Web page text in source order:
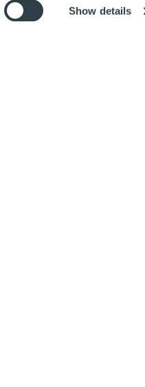
Show details